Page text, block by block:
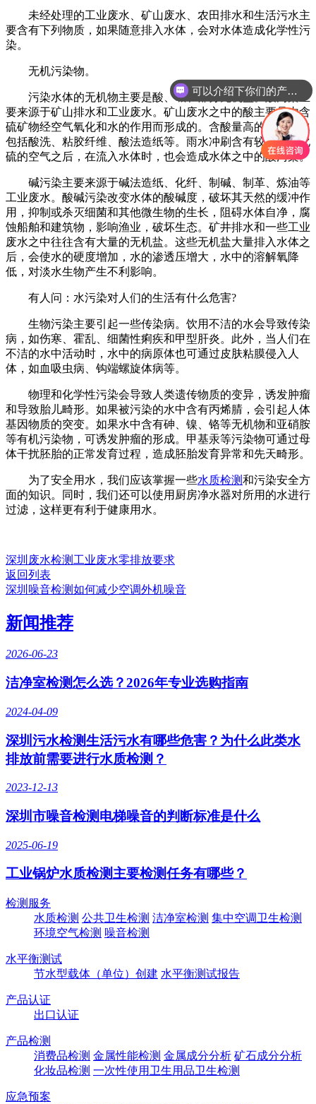
未经处理的工业废水、矿山废水、农田排水和生活污水主
要含有下列物质，如果随意排入水体，会对水体造成化学性污
染。
无机污染物。
污染水体的无机物主要是酸、碱和部分无机盐。酸污染主
要来源于矿山排水和工业废水。矿山废水之中的酸主要是由含
硫矿物经空气氧化和水的作用而形成的。含酸量高的工业废水
包括酸洗、粘胶纤维、酸法造纸等。雨水冲刷含有较多二氧化
硫的空气之后，在流入水体时，也会造成水体之中的酸污染。
碱污染主要来源于碱法造纸、化纤、制碱、制革、炼油等
工业废水。酸碱污染改变水体的酸碱度，破坏其天然的缓冲作
用，抑制或杀灭细菌和其他微生物的生长，阻碍水体自净，腐
蚀船舶和建筑物，影响渔业，破坏生态。矿井排水和一些工业
废水之中往往含有大量的无机盐。这些无机盐大量排入水体之
后，会使水的硬度增加，水的渗透压增大，水中的溶解氧降
低，对淡水生物产生不利影响。
有人问：水污染对人们的生活有什么危害?
生物污染主要引起一些传染病。饮用不洁的水会导致传染
病，如伤寒、霍乱、细菌性痢疾和甲型肝炎。此外，当人们在
不洁的水中活动时，水中的病原体也可通过皮肤粘膜侵入人
体，如血吸虫病、钩端螺旋体病等。
物理和化学性污染会导致人类遗传物质的变异，诱发肿瘤
和导致胎儿畸形。如果被污染的水中含有丙烯腈，会引起人体
基因物质的突变。如果水中含有砷、镍、铬等无机物和亚硝胺
等有机污染物，可诱发肿瘤的形成。甲基汞等污染物可通过母
体干扰胚胎的正常发育过程，造成胚胎发育异常和先天畸形。
为了安全用水，我们应该掌握一些水质检测和污染安全方
面的知识。同时，我们还可以使用厨房净水器对所用的水进行
过滤，这样更有利于健康用水。
深圳废水检测工业废水零排放要求
返回列表
深圳噪音检测如何减少空调外机噪音
新闻推荐
2026-06-23
洁净室检测怎么选？2026年专业选购指南
2024-04-09
深圳污水检测生活污水有哪些危害？为什么此类水
排放前需要进行水质检测？
2023-12-13
深圳市噪音检测电梯噪音的判断标准是什么
2025-06-19
工业锅炉水质检测主要检测任务有哪些？
检测服务
水质检测 公共卫生检测 洁净室检测 集中空调卫生检测
环境空气检测 噪音检测
水平衡测试
节水型载体（单位）创建 水平衡测试报告
产品认证
出口认证
产品检测
消费品检测 金属性能检测 金属成分分析 矿石成分分析
化妆品检测 一次性使用卫生用品卫生检测
应急预案
可以介绍下你们的产品么